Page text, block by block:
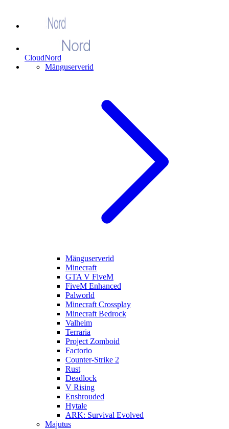
CloudNord
Mänguserverid
Mänguserverid
Minecraft
GTA V FiveM
FiveM Enhanced
Palworld
Minecraft Crossplay
Minecraft Bedrock
Valheim
Terraria
Project Zomboid
Factorio
Counter-Strike 2
Rust
Deadlock
V Rising
Enshrouded
Hytale
ARK: Survival Evolved
Majutus